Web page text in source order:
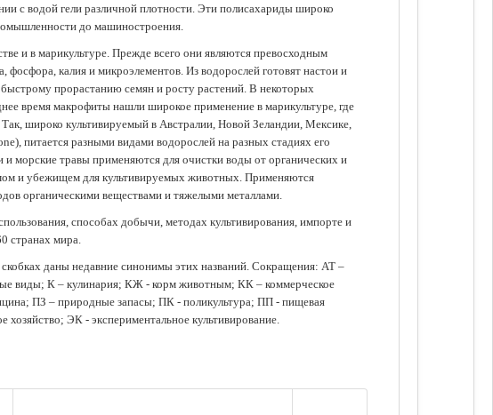
с водой гели различной плотности. Эти полисахариды широко
до машиностроения.
и в марикультуре. Прежде всего они являются превосходным
калия и микроэлементов. Из водорослей готовят настои и
прорастанию семян и росту растений. В некоторых
время макрофиты нашли широкое применение в марикультуре, где
широко культивируемый в Австралии, Новой Зеландии, Мексике,
питается разными видами водорослей на разных стадиях его
морские травы применяются для очистки воды от органических и
и убежищем для культивируемых животных. Применяются
органическими веществами и тяжелыми металлами.
способах добычи, методах культивирования, импорте и
странах мира.
даны недавние синонимы этих названий. Сокращения: АТ –
виды; К – кулинария; КЖ - корм животным; КК – коммерческое
ПЗ – природные запасы; ПК - поликультура; ПП - пищевая
ЭК - экспериментальное культивирование.